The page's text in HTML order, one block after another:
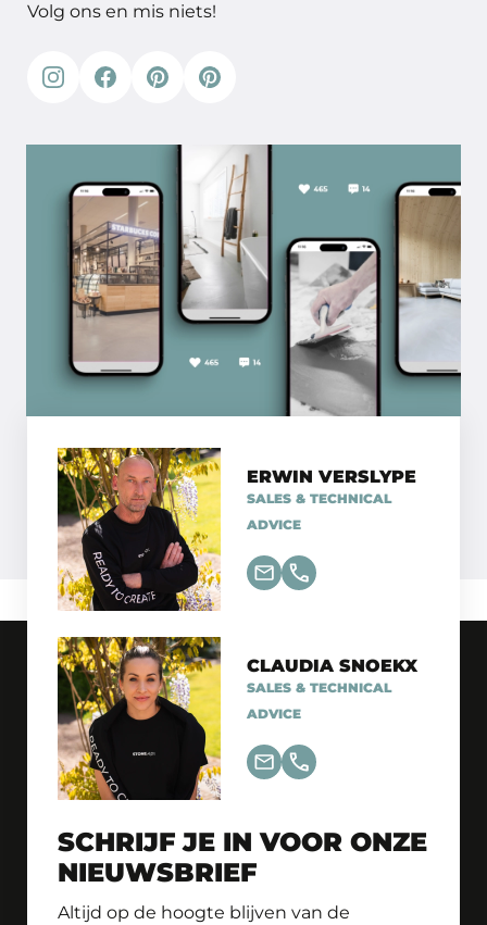
Volg ons en mis niets!
ERWIN VERSLYPE
SALES & TECHNICAL
ADVICE
CLAUDIA SNOEKX
SALES & TECHNICAL
ADVICE
SCHRIJF JE IN VOOR ONZE
NIEUWSBRIEF
Altijd op de hoogte blijven van de